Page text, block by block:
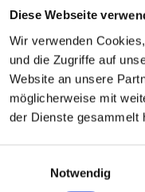
Diese Webseite
Wir verwenden
und die Zugriffe auf
Website an unsere
möglicherweise mit
der Dienste gesammelt
Notwendig